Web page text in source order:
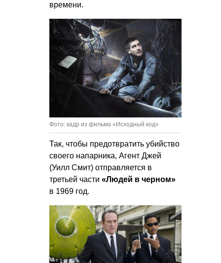
времени.
Фото: кадр из фильма «Исходный код»
Так, чтобы предотвратить убийство
своего напарника, Агент Джей
(Уилл Смит) отправляется в
третьей части «Людей в черном»
в 1969 год.